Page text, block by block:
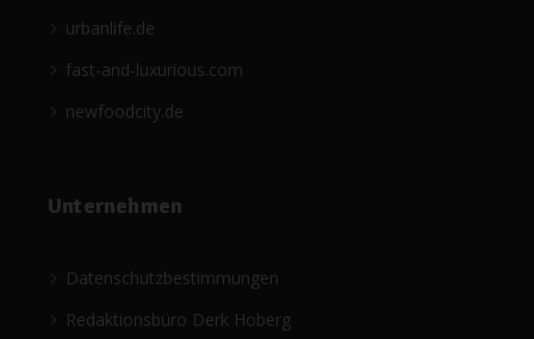
urbanlife.de
fast-and-luxurious.com
newfoodcity.de
Unternehmen
Datenschutzbestimmungen
Redaktionsbüro Derk Hoberg